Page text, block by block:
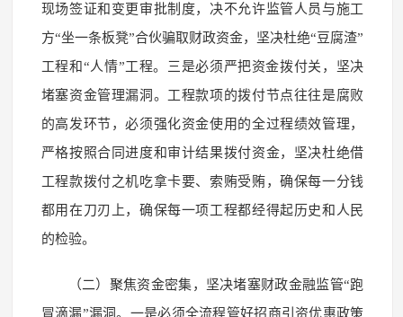
现场签证和变更审批制度，决不允许监管人员与施工
方“坐一条板凳”合伙骗取财政资金，坚决杜绝“豆腐渣”
工程和“人情”工程。三是必须严把资金拨付关，坚决
堵塞资金管理漏洞。工程款项的拨付节点往往是腐败
的高发环节，必须强化资金使用的全过程绩效管理，
严格按照合同进度和审计结果拨付资金，坚决杜绝借
工程款拨付之机吃拿卡要、索贿受贿，确保每一分钱
都用在刀刃上，确保每一项工程都经得起历史和人民
的检验。
（二）聚焦资金密集，坚决堵塞财政金融监管“跑
冒滴漏”漏洞。一是必须全流程管好招商引资优惠政策